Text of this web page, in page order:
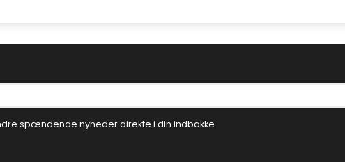
spændende nyheder direkte i din indbakke.